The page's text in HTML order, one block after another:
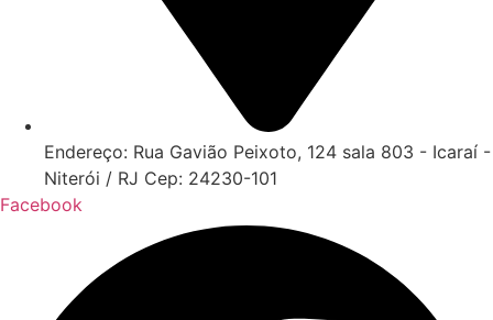
Endereço: Rua Gavião Peixoto, 124 sala 803 - Icaraí -
Niterói / RJ Cep: 24230-101
Facebook